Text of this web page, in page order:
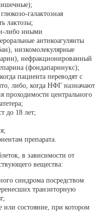
галактозная
лактозы;
либо иными
антикоагулянты
низкомолекулярные
нефракционированный
(фондапаринукс);
пациента переводят с
либо, когда НФГ назначают
проходимости центрального
до 18 лет;
препарата.
в зависимости от
вещества:
синдрома посредством
транзиторную
состояние, при котором